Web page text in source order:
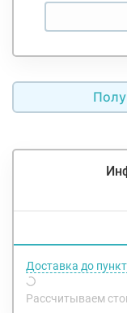
Доставка до
Рассчитываем